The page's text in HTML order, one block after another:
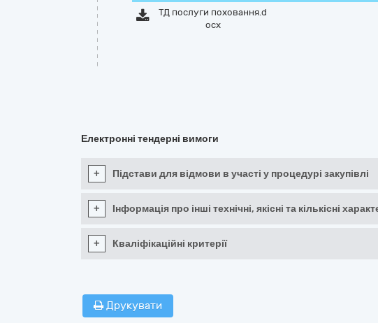
ТД послуги поховання.d
ocx
Електронні тендерні вимоги
+ Підстави для відмови в участі у процедурі закупівлі
+ Інформація про інші технічні, якісні та кількісні
+ Кваліфікаційні критерії
Друкувати